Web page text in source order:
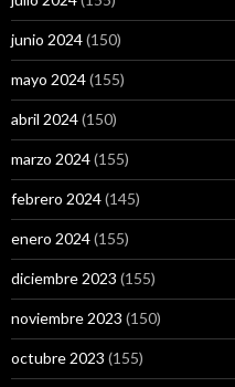
junio 2024(150)
mayo 2024(155)
abril 2024(150)
marzo 2024(155)
febrero 2024(145)
enero 2024(155)
diciembre 2023 (155)
noviembre 2023 (150)
octubre 2023 (155)